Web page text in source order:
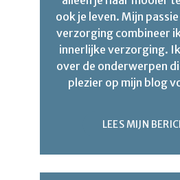
ook je leven. Mijn
verzorging combineer
innerlijke verzorging.
over de onderwerpen
plezier op mijn blog
LEES MIJN